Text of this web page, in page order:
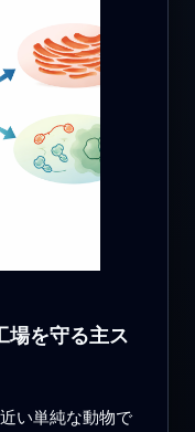
場を守る主ス
い単純な動物で